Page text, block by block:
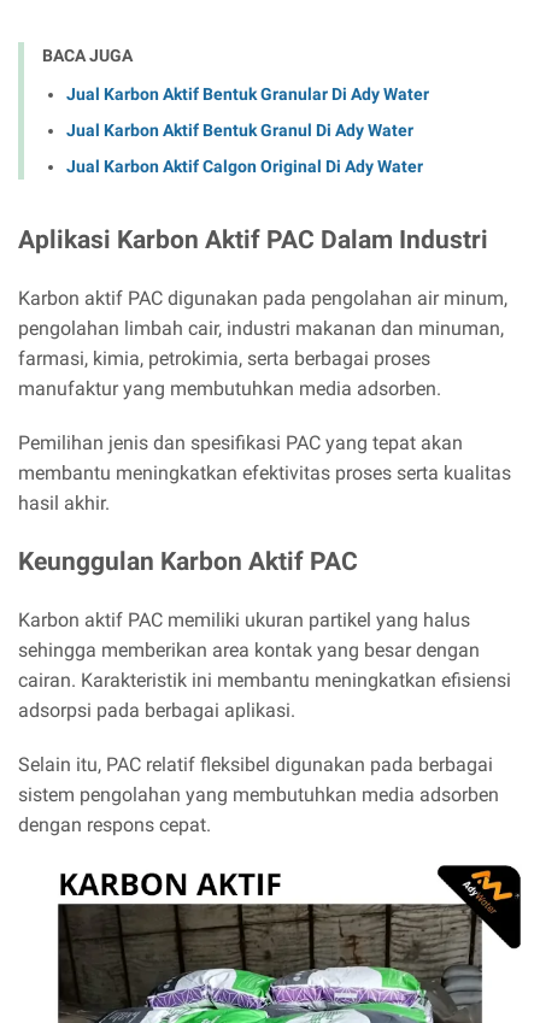
BACA JUGA
Jual Karbon Aktif Bentuk Granular Di Ady Water
Jual Karbon Aktif Bentuk Granul Di Ady Water
Jual Karbon Aktif Calgon Original Di Ady Water
Aplikasi Karbon Aktif PAC Dalam Industri
Karbon aktif PAC digunakan pada pengolahan air minum,
pengolahan limbah cair, industri makanan dan minuman,
farmasi, kimia, petrokimia, serta berbagai proses
manufaktur yang membutuhkan media adsorben.
Pemilihan jenis dan spesifikasi PAC yang tepat akan
membantu meningkatkan efektivitas proses serta kualitas
hasil akhir.
Keunggulan Karbon Aktif PAC
Karbon aktif PAC memiliki ukuran partikel yang halus
sehingga memberikan area kontak yang besar dengan
cairan. Karakteristik ini membantu meningkatkan efisiensi
adsorpsi pada berbagai aplikasi.
Selain itu, PAC relatif fleksibel digunakan pada berbagai
sistem pengolahan yang membutuhkan media adsorben
dengan respons cepat.